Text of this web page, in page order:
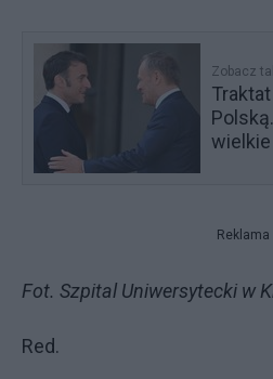
Zobacz
Reklama
Fot. Szpital Uniwersytecki w
Red.